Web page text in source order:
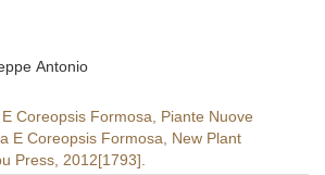
Antonio
Coreopsis Formosa, Piante Nuove
E Coreopsis Formosa, New Plant
Press, 2012[1793].